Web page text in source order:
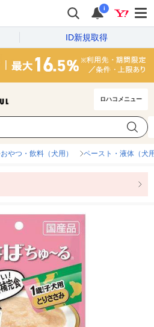
i
ID新規取得
ロハコメニュー
おやつ・飲料（犬用） ペースト・液体（犬